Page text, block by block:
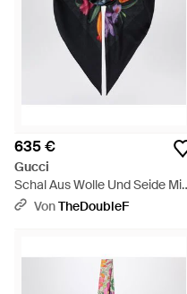
635 €
Gucci
Schal Aus Wolle Und Seide Mit
Blumenprint - Schwarz
VonTheDoubleF